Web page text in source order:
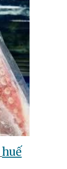
huế